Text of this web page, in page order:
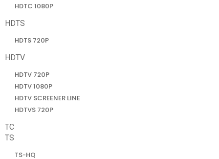
HDTC 1080P
HDTS
HDTS 720P
HDTV
HDTV 720P
HDTV 1080P
HDTV SCREENER LINE
HDTVS 720P
TC
TS
TS-HQ